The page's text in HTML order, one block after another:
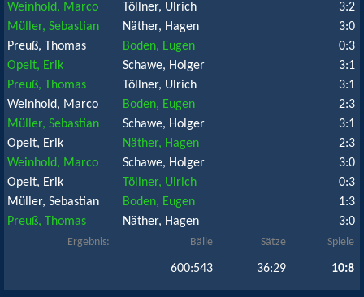
Weinhold, Marco
Töllner, Ulrich
3:2
Müller, Sebastian
Näther, Hagen
3:0
Preuß, Thomas
Boden, Eugen
0:3
Opelt, Erik
Schawe, Holger
3:1
Preuß, Thomas
Töllner, Ulrich
3:1
Weinhold, Marco
Boden, Eugen
2:3
Müller, Sebastian
Schawe, Holger
3:1
Opelt, Erik
Näther, Hagen
2:3
Weinhold, Marco
Schawe, Holger
3:0
Opelt, Erik
Töllner, Ulrich
0:3
Müller, Sebastian
Boden, Eugen
1:3
Preuß, Thomas
Näther, Hagen 3:0
Ergebnis: Bälle Sätze Spiele
600:543 36:29 10:8